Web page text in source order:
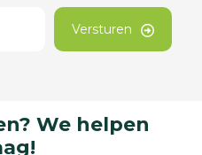
Versturen
We helpen